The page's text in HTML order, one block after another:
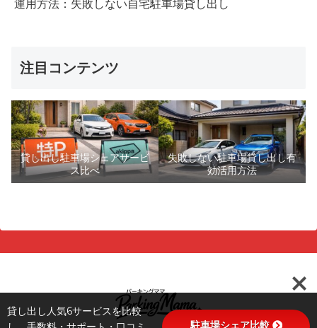
運用方法：失敗しない自宅駐車場貸し出し
注目コンテンツ
貸し出し駐車場シェアサービ
ス比べ
失敗しない駐車場貸し出し有
効活用方法
貸し出し人気6サービスを比較
駐車場シェア比較